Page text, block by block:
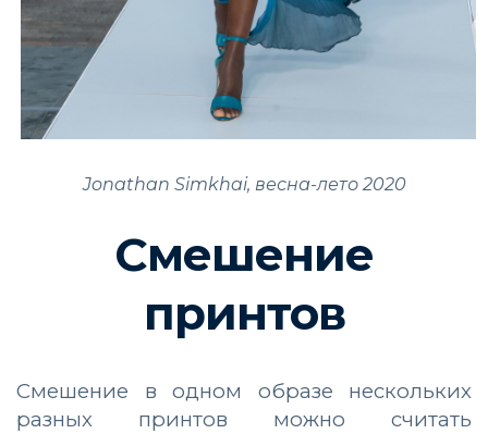
Jonathan Simkhai, весна-лето 2020
Смешение
принтов
Смешение в одном образе нескольких
разных принтов можно считать